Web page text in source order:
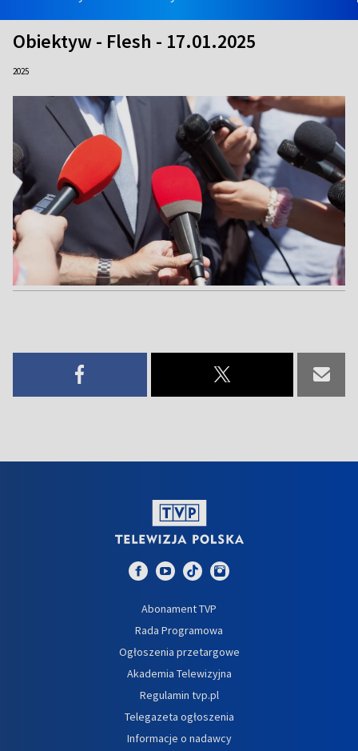
Obiektyw - Flesh - 17.01.2025
2025
Abonament TVP
Rada Programowa
Ogłoszenia przetargowe
Akademia Telewizyjna
Regulamin tvp.pl
Telegazeta ogłoszenia
Informacje o nadawcy